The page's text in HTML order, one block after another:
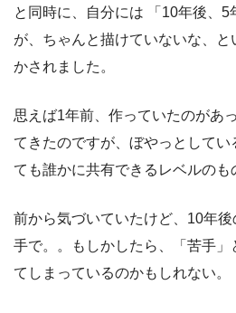
と同時に、自分には 「10年後、5
が、ちゃんと描けていないな、
かされました。
思えば1年前、作っていたのがあ
てきたのですが、ぼやっとしてい
ても誰かに共有できるレベルのも
前から気づいていたけど、10年
手で。。もしかしたら、「苦手
てしまっているのかもしれない。